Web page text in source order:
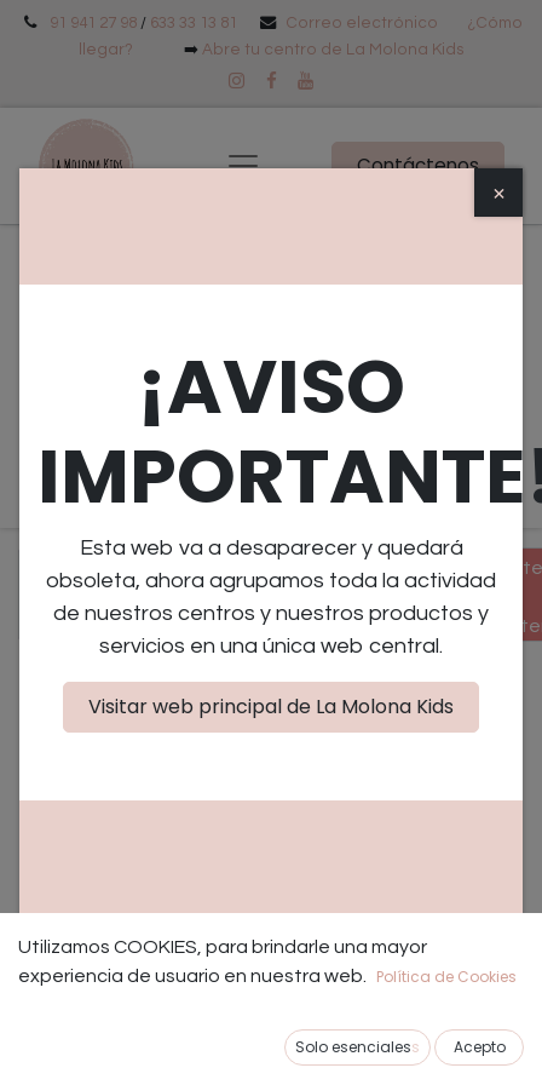
91 941 27 98 / 633 33 13 81 Correo electrónico
¿Cómo
llegar?
➡️ Abre tu centro de La Molona Kids
Contáctenos
Edad
Próximos Eventos
Taller
adultos
×
Campamentos
/ Días sin cole
×
No se encontraron eventos.
NUESTROS TALLERES EDUCATIVOS Y PLANES CON
NIÑOS EN MADRID.
×
¡AVISO
Esta web va a desaparecer y quedará
obsoleta, ahora agrupamos toda la actividad
de nuestros centros y nuestros productos y
servicios en una única web central.
Visitar web principal de La Molona Kids
Utilizamos COOKIES, para brindarle una mayor
experiencia de usuario en nuestra web.
Política de Cookies
Solo esencialess Acepto